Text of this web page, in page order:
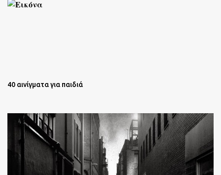
40 αινίγματα για παιδιά